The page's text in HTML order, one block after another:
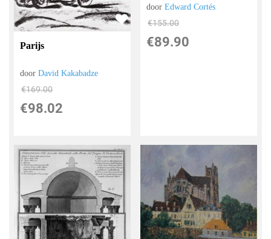
Parijs
doorDavid Kakabadze
€169.00
€98.02
doorEdward Cortés
€155.00
€89.90